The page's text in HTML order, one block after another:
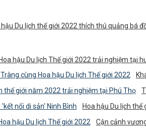
Du lịch thế giới 2022 thích thú quảng bá
hậu Du lịch Thế giới 2022 trải nghiệm tại
Hoa hậu Du lịch thế
Cận cảnh